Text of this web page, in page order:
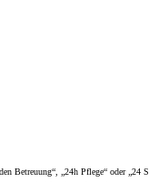
Betreuung“, „24h Pflege“ oder